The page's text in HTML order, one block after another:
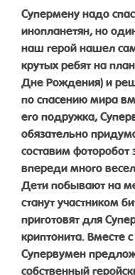
Супермену надо
инопланетян, но
наш герой нашел
крутых ребят на
Дне Рождения) и
по спасению мира
его подружка,
обязательно
составим
впереди много
Дети побывают на
станут участником
приготовят для
криптонита. Вместе
Супервумен
собственный